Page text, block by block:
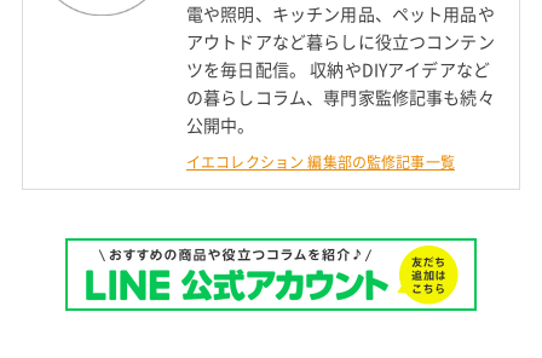
電や照明、キッチン用品、ペット用品や
アウトドアなど暮らしに役立つコンテン
ツを毎日配信。 収納やDIYアイデアなど
の暮らしコラム、専門家監修記事も続々
公開中。
イエコレクション 編集部の監修記事一覧